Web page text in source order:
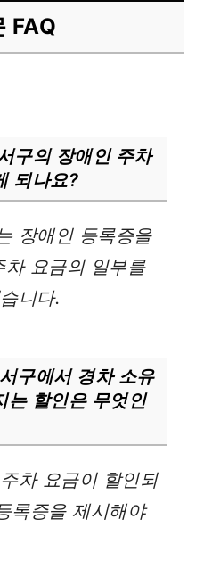
FAQ
구의 장애인 주차
되나요?
장애인 등록증을
요금의 일부를
니다.
구에서 경차 소유
는 할인은 무엇인
차 요금이 할인되
록증을 제시해야